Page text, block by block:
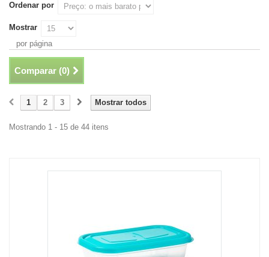
Ordenar por
Mostrar
por página
Comparar (0)
Mostrar todos
1 2 3
Mostrando 1 - 15 de 44 itens